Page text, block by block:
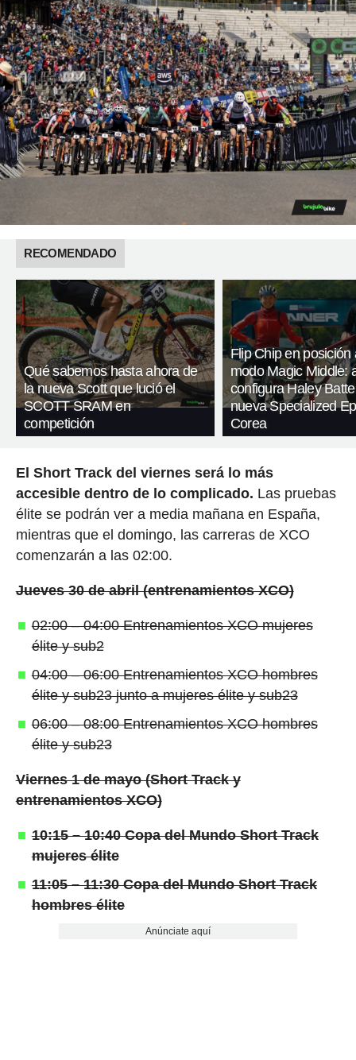
RECOMENDADO
Qué sabemos hasta ahora de
la nueva Scott que lució el
SCOTT SRAM en
competición
Flip Chip en posición
modo Magic Middle:
configura Haley
nueva Specialized
Corea
El Short Track del viernes será lo más
accesible dentro de lo complicado. Las pruebas
élite se podrán ver a media mañana en España,
mientras que el domingo, las carreras de XCO
comenzarán a las 02:00.
Jueves 30 de abril (entrenamientos XCO)
02:00 – 04:00 Entrenamientos XCO mujeres
élite y sub2
04:00 – 06:00 Entrenamientos XCO hombres
élite y sub23 junto a mujeres élite y sub23
06:00 – 08:00 Entrenamientos XCO hombres
élite y sub23
Viernes 1 de mayo (Short Track y
entrenamientos XCO)
10:15 – 10:40 Copa del Mundo Short Track
mujeres élite
11:05 – 11:30 Copa del Mundo Short Track
hombres élite
Anúnciate aquí